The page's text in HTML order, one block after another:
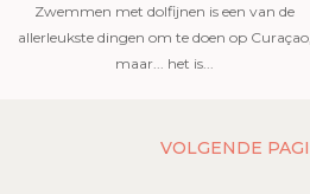
Zwemmen met dolfijnen is een van de
allerleukste dingen om te doen op Curaçao,
maar... het is...
VOLGENDE